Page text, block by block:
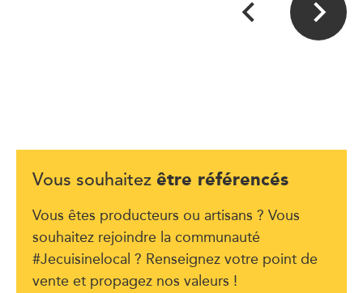
Vous souhaitez être référencés
Vous êtes producteurs ou artisans ? Vous
souhaitez rejoindre la communauté
#Jecuisinelocal ? Renseignez votre point de
vente et propagez nos valeurs !